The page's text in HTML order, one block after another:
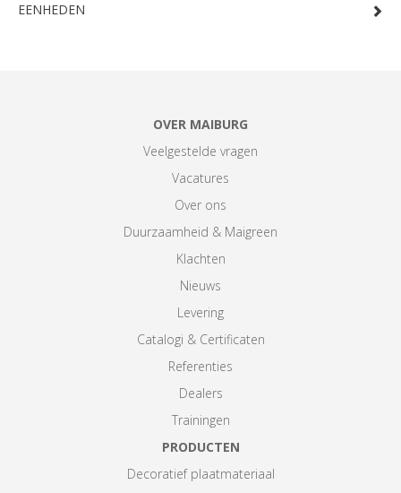
EENHEDEN
OVER MAIBURG
Veelgestelde vragen
Vacatures
Over ons
Duurzaamheid & Maigreen
Klachten
Nieuws
Levering
Catalogi & Certificaten
Referenties
Dealers
Trainingen
PRODUCTEN
Decoratief plaatmateriaal